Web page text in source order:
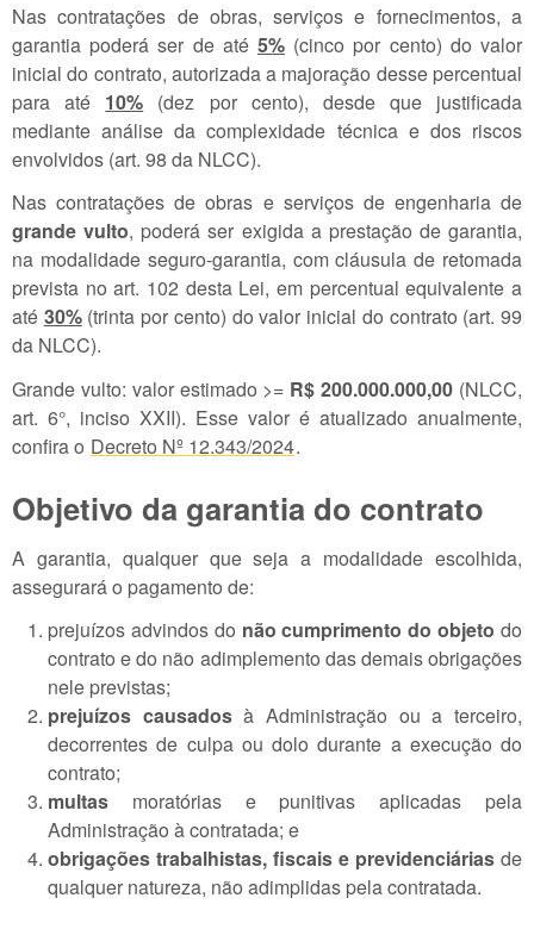
Nas contratações de obras, serviços e fornecimentos, a
garantia poderá ser de até 5% (cinco por cento) do valor
inicial do contrato, autorizada a majoração desse percentual
para até 10% (dez por cento), desde que justificada
mediante análise da complexidade técnica e dos riscos
envolvidos (art. 98 da NLCC).
Nas contratações de obras e serviços de engenharia de
grande vulto, poderá ser exigida a prestação de garantia,
na modalidade seguro-garantia, com cláusula de retomada
prevista no art. 102 desta Lei, em percentual equivalente a
até 30%(trinta por cento) do valor inicial do contrato (art. 99
da NLCC).
Grande vulto: valor estimado >= R$ 200.000.000,00 (NLCC,
art. 6°, inciso XXII). Esse valor é atualizado anualmente,
confira o Decreto Nº 12.343/2024.
Objetivo da garantia do contrato
A garantia, qualquer que seja a modalidade escolhida,
assegurará o pagamento de:
prejuízos advindos do não cumprimento do objeto do
contrato e do não adimplemento das demais obrigações
nele previstas;
prejuízos causadosà Administração ou a terceiro,
decorrentes de culpa ou dolo durante a execução do
contrato;
multas moratórias e punitivas aplicadas pela
Administração à contratada; e
obrigações trabalhistas, fiscais e previdenciárias de
qualquer natureza, não adimplidas pela contratada.